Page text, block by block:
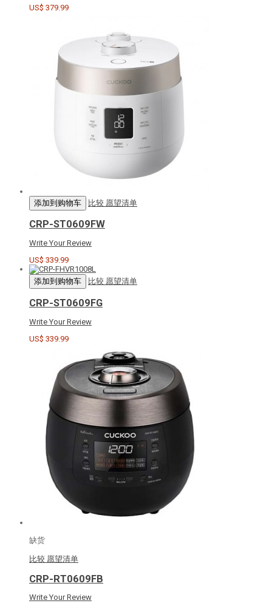
US$ 379.99
添加到购物车 比较 愿望清单
CRP-ST0609FW
Write Your Review
US$ 339.99
添加到购物车 比较 愿望清单
CRP-ST0609FG
Write Your Review
US$ 339.99
缺货
比较 愿望清单
CRP-RT0609FB
Write Your Review